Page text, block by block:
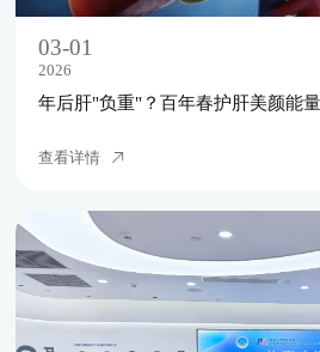
03-01
2026
查看详情